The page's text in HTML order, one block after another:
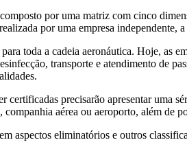
por uma matriz com cinco
por uma empresa independente,
toda a cadeia aeronáutica. Hoje, as
transporte e atendimento de
certificadas precisarão apresentar uma
companhia aérea ou aeroporto, além de
aspectos eliminatórios e outros